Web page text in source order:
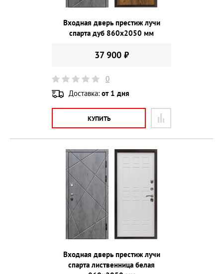
Входная дверь престиж лучи
спарта дуб 860х2050 мм
37 900 ₽
0
Доставка: от 1 дня
КУПИТЬ
Входная дверь престиж лучи
спарта лиственница белая